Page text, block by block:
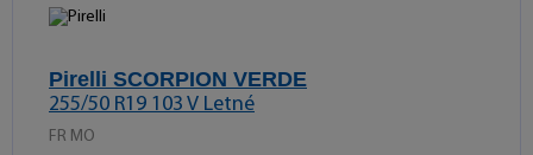
Pirelli SCORPION VERDE
255/50 R19 103 V Letné
FR MO